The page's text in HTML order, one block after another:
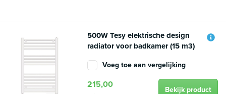
500W Tesy elektrische design
radiator voor badkamer (15 m3)
Voeg toe aan vergelijking
215,00 Bekijk product